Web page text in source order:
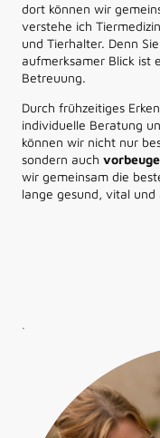
dort können wir
verstehe ich
und Tierhalter. Denn
aufmerksamer Blick ist
Betreuung.
Durch frühzeitiges
individuelle Beratung
können wir nicht nur
sondern auch
wir gemeinsam die
lange gesund, vital und
.